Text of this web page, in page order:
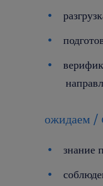
ожидаем
знание